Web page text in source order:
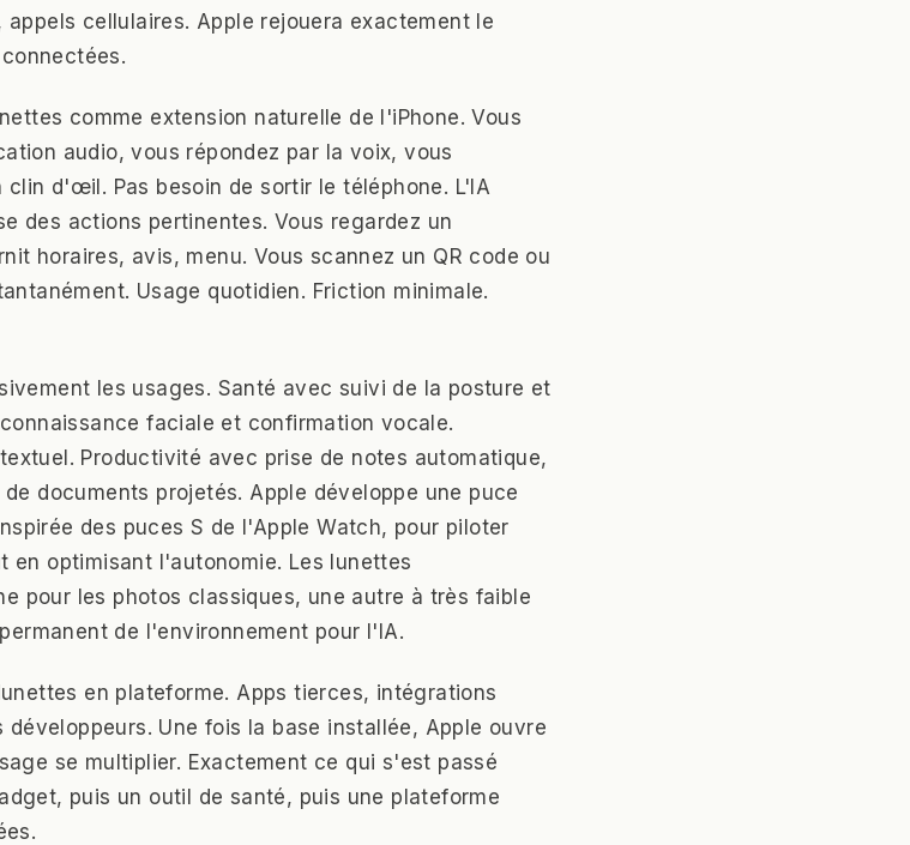
cellulaires. Apple rejouera exactement le
comme extension naturelle de l'iPhone. Vous
audio, vous répondez par la voix, vous
d'œil. Pas besoin de sortir le téléphone. L'IA
des actions pertinentes. Vous regardez un
horaires, avis, menu. Vous scannez un QR code ou
Usage quotidien. Friction minimale.
les usages. Santé avec suivi de la posture et
faciale et confirmation vocale.
Productivité avec prise de notes automatique,
documents projetés. Apple développe une puce
des puces S de l'Apple Watch, pour piloter
en optimisant l'autonomie. Les lunettes
pour les photos classiques, une autre à très faible
de l'environnement pour l'IA.
en plateforme. Apps tierces, intégrations
Une fois la base installée, Apple ouvre
se multiplier. Exactement ce qui s'est passé
puis un outil de santé, puis une plateforme